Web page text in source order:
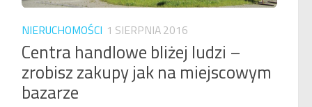
NIERUCHOMOŚCI 1 SIERPNIA 2016
Centra handlowe bliżej ludzi –
zrobisz zakupy jak na miejscowym
bazarze